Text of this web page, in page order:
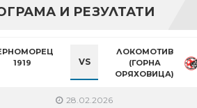
И РЕЗУЛТАТИ
1919
VS
ЛОКОМОТИВ
(ГОРНА
ОРЯХОВИЦА)
28.02.2026